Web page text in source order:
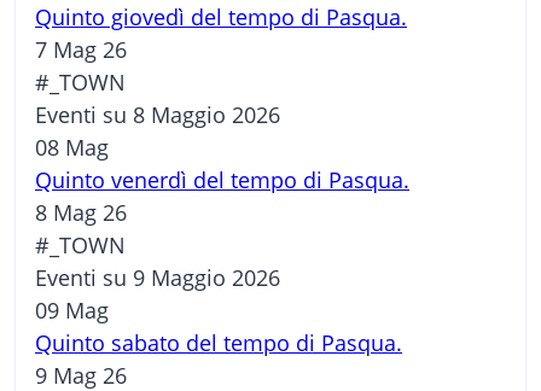
Quinto giovedì del tempo di Pasqua.
7 Mag 26
#_TOWN
Eventi su 8 Maggio 2026
08 Mag
Quinto venerdì del tempo di Pasqua.
8 Mag 26
#_TOWN
Eventi su 9 Maggio 2026
09 Mag
Quinto sabato del tempo di Pasqua.
9 Mag 26